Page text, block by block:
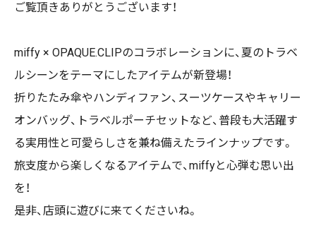
ご覧頂きありがとうございます！
miffy × OPAQUE.CLIPのコラボレーションに、夏のトラベ
ルシーンをテーマにしたアイテムが新登場！
折りたたみ傘やハンディファン、スーツケースやキャリー
オンバッグ、トラベルポーチセットなど、普段も大活躍す
る実用性と可愛らしさを兼ね備えたラインナップです。
旅支度から楽しくなるアイテムで、miffyと心弾む思い出
を！
是非、店頭に遊びに来てくださいね。